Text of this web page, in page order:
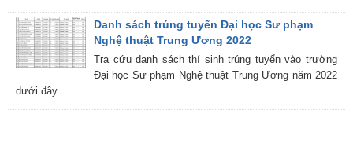
Danh sách trúng tuyển Đại học Sư phạm
Nghệ thuật Trung Ương 2022
Tra cứu danh sách thí sinh trúng tuyển vào trường
Đại học Sư phạm Nghệ thuật Trung Ương năm 2022
dưới đây.